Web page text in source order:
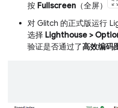
按 Fullscreen （全屏）
对 Glitch 的正式版运行
选择 Lighthouse >
验证是否通过了高效编码